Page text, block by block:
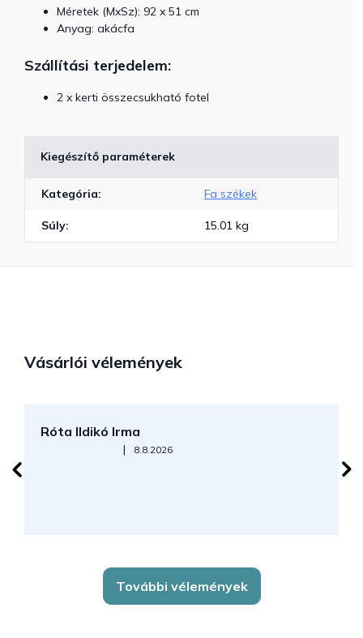
Méretek (MxSz): 92 x 51 cm
Anyag: akácfa
Szállítási terjedelem:
2 x kerti összecsukható fotel
Kiegészítő paraméterek
Kategória: Fa székek
Súly: 15.01 kg
Vásárlói vélemények
Róta Ildikó Irma
Az áruház értékelése 5-ből 5 csillag.
| 8.8.2026
További vélemények